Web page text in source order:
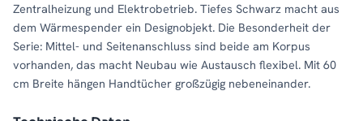
Zentralheizung und Elektrobetrieb. Tiefes Schwarz macht aus
dem Wärmespender ein Designobjekt. Die Besonderheit der
Serie: Mittel- und Seitenanschluss sind beide am Korpus
vorhanden, das macht Neubau wie Austausch flexibel. Mit 60
cm Breite hängen Handtücher großzügig nebeneinander.